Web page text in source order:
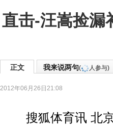
直击-汪嵩捡漏
正文 我来说两句( 人参与)
2012年06月26日21:08
搜狐体育讯 北京